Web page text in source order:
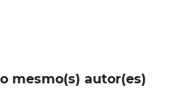
mesmo(s) autor(es)